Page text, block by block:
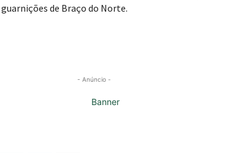
de Braço do Norte.
- Anúncio -